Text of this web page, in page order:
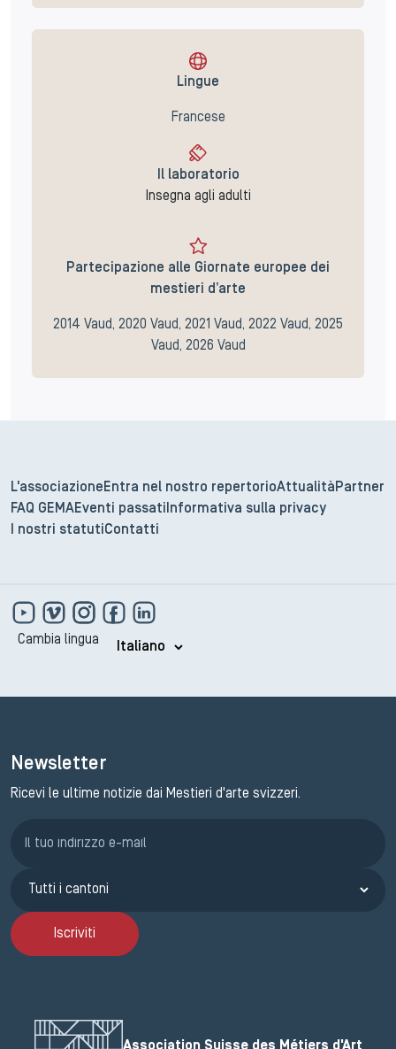
Lingue
Francese
Il laboratorio
Insegna agli adulti
Partecipazione alle Giornate europee dei
mestieri d’arte
2014 Vaud, 2020 Vaud, 2021 Vaud, 2022 Vaud, 2025
Vaud, 2026 Vaud
L'associazione Entra nel nostro repertorioAttualità Partner
FAQ GEMAEventi passati Informativa sulla privacy
I nostri statutiContatti
Cambia lingua
Newsletter
Ricevi le ultime notizie dai Mestieri d'arte svizzeri.
Iscriviti
Association Suisse des Métiers d'Art